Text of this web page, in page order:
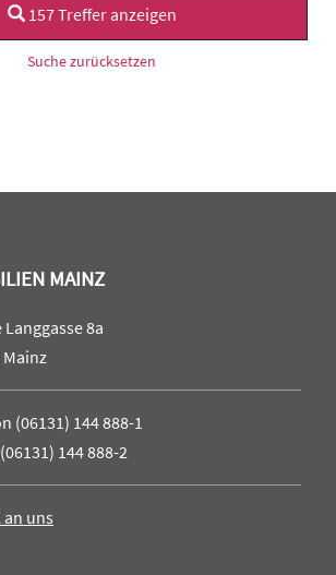
157 Treffer anzeigen
Suche zurücksetzen
MAINZ
Langgasse 8a
Mainz
(06131) 144 888-1
144 888-2
an uns